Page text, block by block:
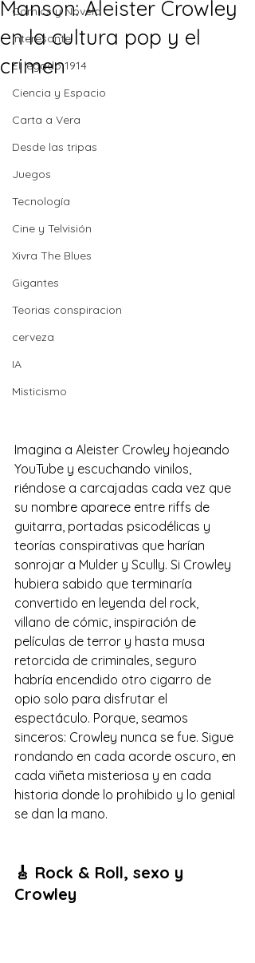
Comics y Novela
Interesante
El legado 1914
Ciencia y Espacio
Carta a Vera
Desde las tripas
Juegos
Tecnología
Cine y Telvisión
Xivra The Blues
Gigantes
Teorias conspiracion
cerveza
IA
Misticismo
Manson: Aleister Crowley
en la cultura pop y el
crimen
Imagina a Aleister Crowley hojeando
YouTube y escuchando vinilos,
riéndose a carcajadas cada vez que
su nombre aparece entre riffs de
guitarra, portadas psicodélicas y
teorías conspirativas que harían
sonrojar a Mulder y Scully. Si Crowley
hubiera sabido que terminaría
convertido en leyenda del rock,
villano de cómic, inspiración de
películas de terror y hasta musa
retorcida de criminales, seguro
habría encendido otro cigarro de
opio solo para disfrutar el
espectáculo. Porque, seamos
sinceros: Crowley nunca se fue. Sigue
rondando en cada acorde oscuro, en
cada viñeta misteriosa y en cada
historia donde lo prohibido y lo genial
se dan la mano.
🎸 Rock & Roll, sexo y
Crowley